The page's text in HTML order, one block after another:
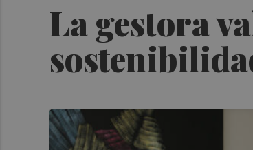
La gestora